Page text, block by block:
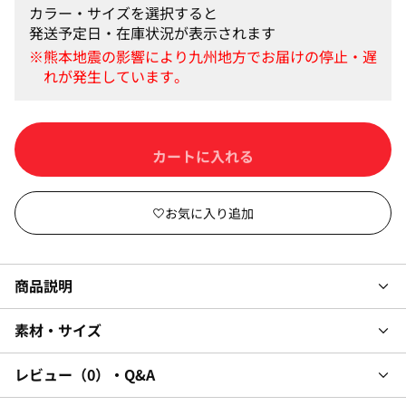
カラー・サイズを選択すると
発送予定日・在庫状況が表示されます
カートに入れる
商品説明
素材・サイズ
レビュー 0 ・Q&A